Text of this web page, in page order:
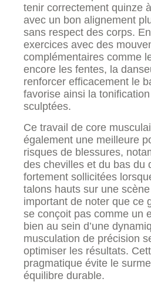
tenir correctement quinze
avec un bon alignement
sans respect des corps.
exercices avec des
complémentaires comme
encore les fentes, la
renforcer efficacement le
favorise ainsi la
sculptées.
Ce travail de core
également une meilleure
risques de blessures,
des chevilles et du bas du
fortement sollicitées
talons hauts sur une
important de noter que ce
se conçoit pas comme un
bien au sein d’une
musculation de précision
optimiser les résultats.
pragmatique évite le
équilibre durable.